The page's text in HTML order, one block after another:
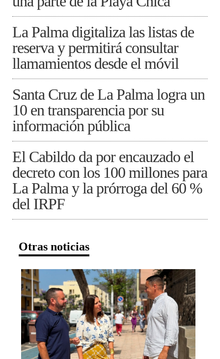
La Palma digitaliza las listas de
reserva y permitirá consultar
llamamientos desde el móvil
Santa Cruz de La Palma logra un
10 en transparencia por su
información pública
El Cabildo da por encauzado el
decreto con los 100 millones para
La Palma y la prórroga del 60 %
del IRPF
Otras noticias